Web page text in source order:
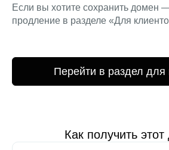
Если вы хотите сохранить домен
продление в разделе «Для
Перейти в раздел для
Как получить